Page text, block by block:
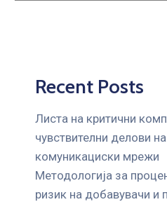
Recent Posts
Листа на критични
чувствителни делови
комуникациски мрежи
Mетодологија за
ризик на добавувачи и